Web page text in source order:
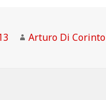
Autore
Arturo Di Corinto